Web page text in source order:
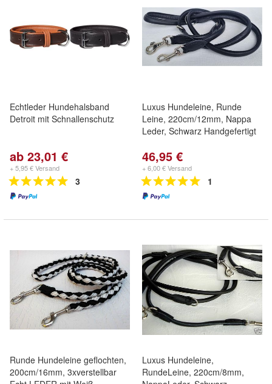
Echtleder Hundehalsband
Detroit mit Schnallenschutz
ab 23,01 €
+ 5,95 € Versand
3
Luxus Hundeleine, Runde
Leine, 220cm/12mm, Nappa
Leder, Schwarz Handgefertigt
46,95 €
+ 6,00 € Versand
1
Runde Hundeleine geflochten,
200cm/16mm, 3xverstellbar
Luxus Hundeleine,
RundeLeine, 220cm/8mm,